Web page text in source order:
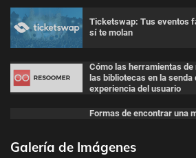
Ticketswap: Tus eventos
sí te molan
Cómo las herramientas de
las bibliotecas en la senda
experiencia del usuario
Formas de encontrar una
Galería de Imágenes